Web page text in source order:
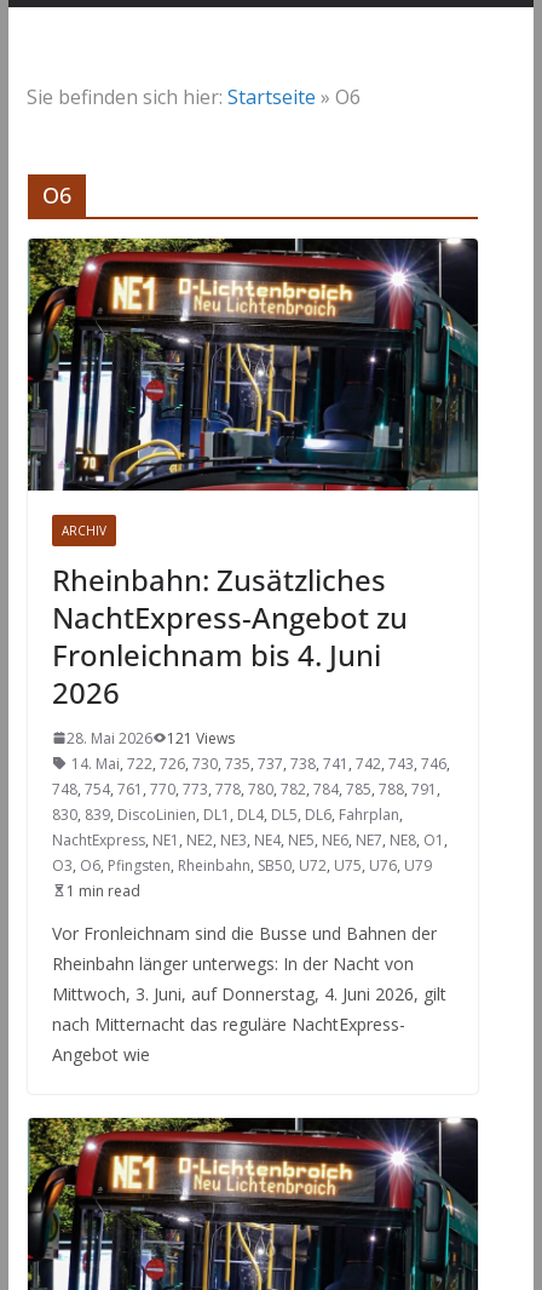
Sie befinden sich hier: Startseite » O6
O6
ARCHIV
Rheinbahn: Zusätzliches
NachtExpress-Angebot zu
Fronleichnam bis 4. Juni
2026
28. Mai 2026
121 Views
14. Mai, 722, 726, 730, 735, 737, 738, 741 , 742, 743, 746,
748, 754, 761 , 770, 773, 778, 780, 782, 784, 785, 788, 791 ,
830, 839, DiscoLinien, DL1 , DL4, DL5, DL6, Fahrplan,
NachtExpress, NE1 , NE2, NE3, NE4, NE5, NE6, NE7, NE8, O1 ,
O3, O6, Pfingsten, Rheinbahn, SB50, U72, U75, U76, U79
1 min read
Vor Fronleichnam sind die Busse und Bahnen der
Rheinbahn länger unterwegs: In der Nacht von
Mittwoch, 3. Juni, auf Donnerstag, 4. Juni 2026, gilt
nach Mitternacht das reguläre NachtExpress-
Angebot wie